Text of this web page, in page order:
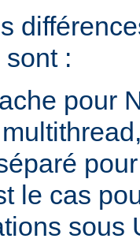
:
pour
le cas
sous